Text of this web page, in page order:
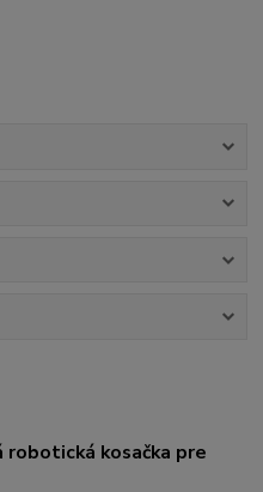
kosačka pre